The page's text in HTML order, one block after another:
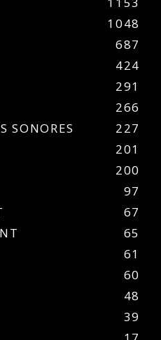
1048
687
424
291
266
SONORES
227
201
200
97
67
65
61
60
48
39